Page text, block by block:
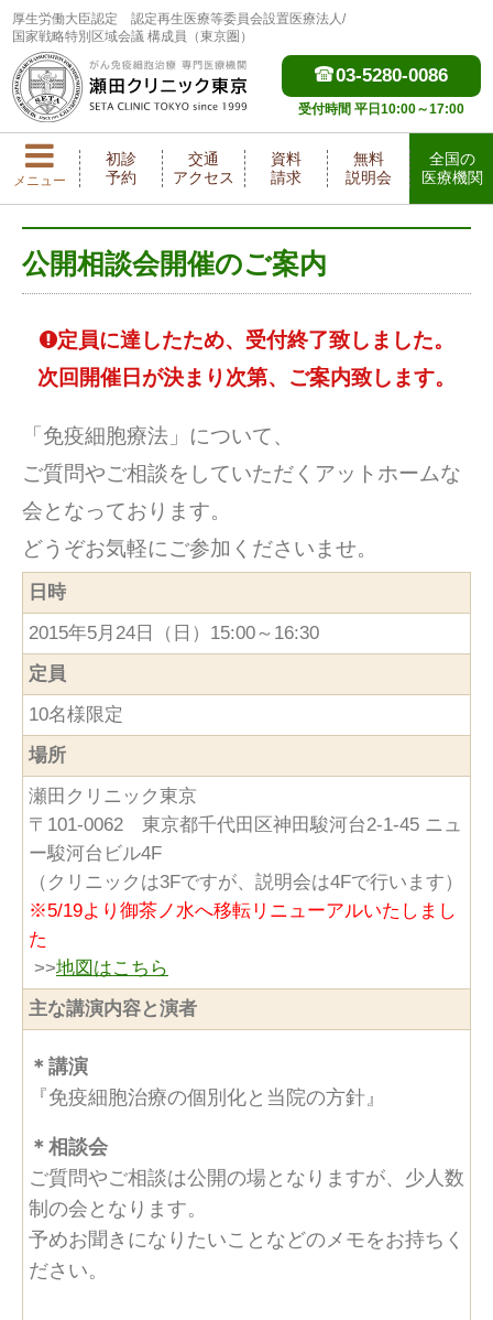
厚生労働大臣認定
認定再生医療等委員会設置医療法人/
国家戦略特別区域会議 構成員（東京圏）
03-5280-0086
受付時間 平日10:00～17:00
メニュー
初診
予約
交通
アクセス
資料
請求
無料
説明会
全国の
医療機関
公開相談会開催のご案内
定員に達したため、受付終了致しました。
次回開催日が決まり次第、ご案内致します。
「免疫細胞療法」について、
ご質問やご相談をしていただくアットホームな
会となっております。
どうぞお気軽にご参加くださいませ。
日時
2015年5月24日（日）15:00～16:30
定員
10名様限定
場所
瀬田クリニック東京
〒101-0062 東京都千代田区神田駿河台2-1-45 ニュ
ー駿河台ビル4F
（クリニックは3Fですが、説明会は4Fで行います）
※5/19より御茶ノ水へ移転リニューアルいたしまし
た
>>地図はこちら
主な講演内容と演者
＊講演
『免疫細胞治療の個別化と当院の方針』
＊相談会
ご質問やご相談は公開の場となりますが、少人数
制の会となります。
予めお聞きになりたいことなどのメモをお持ちく
ださい。